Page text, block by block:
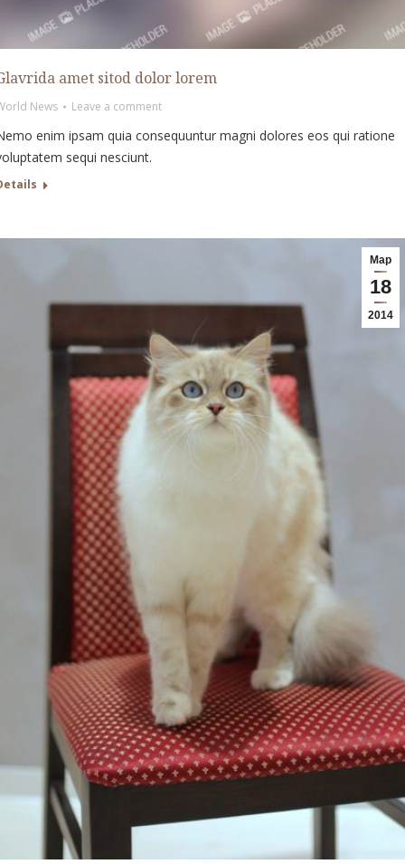
amet sitod dolor lorem
News Leave a comment
enim ipsam quia consequuntur magni dolores eos qui ratione
sequi nesciunt.
Мар
18
2014